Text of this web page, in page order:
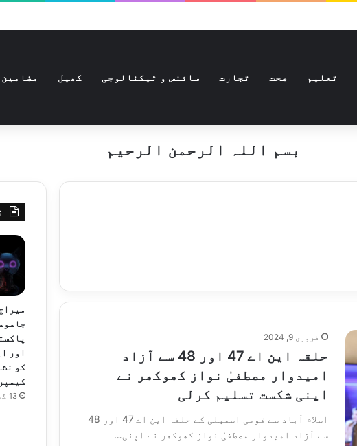
تعلیم صحت تجارت سائنس و ٹیکنالوجی کھیل مضامین
بسم اللہ الرحمن الرحیم
فروری 9, 2024
حلقہ این اے 47 اور 48 سے آزاد
امیدوار مصطفیٰ نواز کھوکھر نے
اپنی شکست تسلیم کرلی
اسلام آباد سے قومی اسمبلی کے حلقہ این اے 47 اور 48
سے آزاد امیدوار مصطفیٰ نواز کھوکھر نے اپنی…
اور
کو
13 گھنٹے پہلے